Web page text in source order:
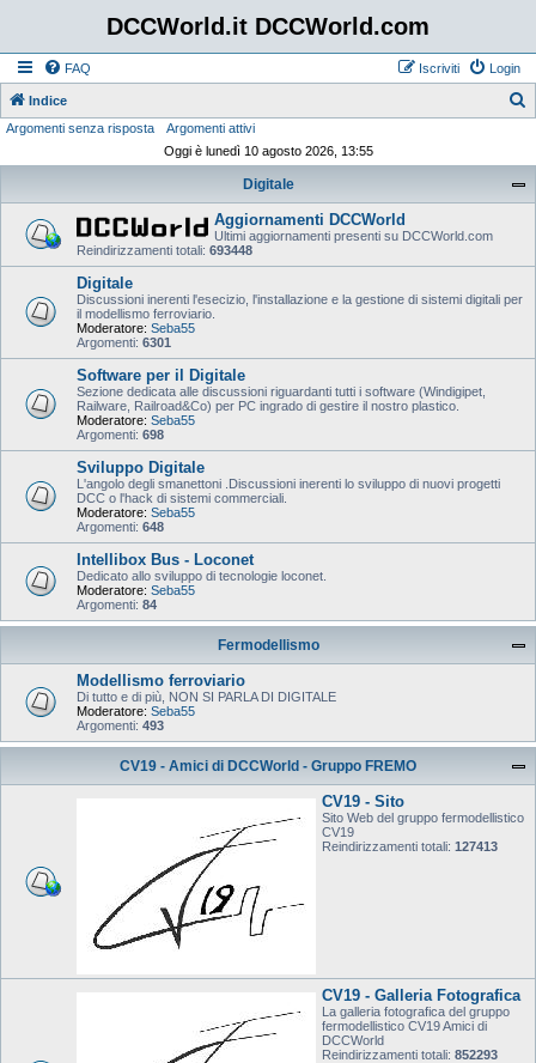
DCCWorld.it DCCWorld.com
FAQ Login
Iscriviti
Indice
Argomenti senza risposta
Argomenti attivi
Oggi è lunedì 10 agosto 2026, 13:55
Digitale
Aggiornamenti DCCWorld
Ultimi aggiornamenti presenti su DCCWorld.com
Reindirizzamenti totali: 693448
Digitale
Discussioni inerenti l'esecizio, l'installazione e la gestione di sistemi digitali per
il modellismo ferroviario.
Moderatore: Seba55
Argomenti: 6301
Software per il Digitale
Sezione dedicata alle discussioni riguardanti tutti i software (Windigipet,
Railware, Railroad&Co) per PC ingrado di gestire il nostro plastico.
Moderatore: Seba55
Argomenti: 698
Sviluppo Digitale
L'angolo degli smanettoni .Discussioni inerenti lo sviluppo di nuovi progetti
DCC o l'hack di sistemi commerciali.
Moderatore: Seba55
Argomenti: 648
Intellibox Bus - Loconet
Dedicato allo sviluppo di tecnologie loconet.
Moderatore: Seba55
Argomenti: 84
Fermodellismo
Modellismo ferroviario
Di tutto e di più, NON SI PARLA DI DIGITALE
Moderatore: Seba55
Argomenti: 493
CV19 - Amici di DCCWorld - Gruppo FREMO
CV19 - Sito
Sito Web del gruppo fermodellistico
CV19
Reindirizzamenti totali: 127413
CV19 - Galleria Fotografica
La galleria fotografica del gruppo
fermodellistico CV19 Amici di
DCCWorld
Reindirizzamenti totali: 852293